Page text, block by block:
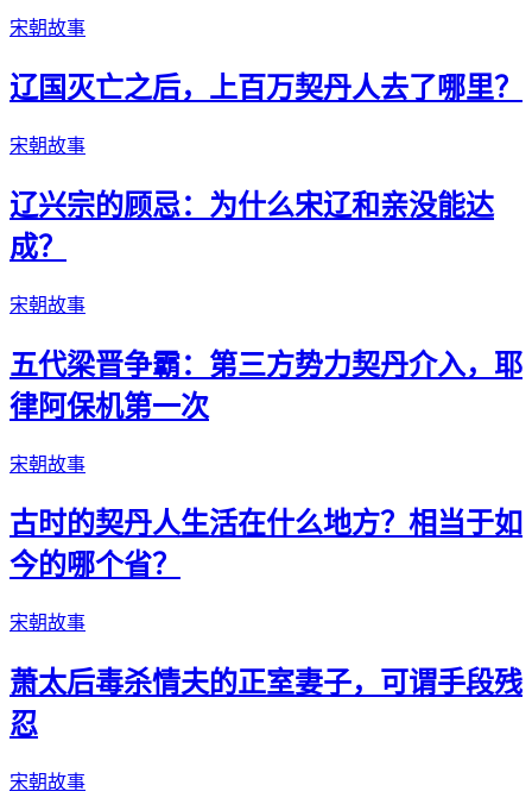
宋朝故事
辽国灭亡之后，上百万契丹人去了哪里？
宋朝故事
辽兴宗的顾忌：为什么宋辽和亲没能达
成？
宋朝故事
五代梁晋争霸：第三方势力契丹介入，耶
律阿保机第一次
宋朝故事
古时的契丹人生活在什么地方？相当于如
今的哪个省？
宋朝故事
萧太后毒杀情夫的正室妻子，可谓手段残
忍
宋朝故事